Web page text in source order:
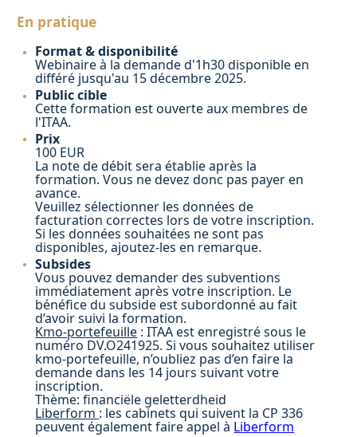
En pratique
Format & disponibilité
Webinaire à la demande d'1h30 disponible en
différé jusqu'au 15 décembre 2025.
Public cible
Cette formation est ouverte aux membres de
l'ITAA.
Prix
100 EUR
La note de débit sera établie après la
formation. Vous ne devez donc pas payer en
avance.
Veuillez sélectionner les données de
facturation correctes lors de votre inscription.
Si les données souhaitées ne sont pas
disponibles, ajoutez-les en remarque.
Subsides
Vous pouvez demander des subventions
immédiatement après votre inscription. Le
bénéfice du subside est subordonné au fait
d’avoir suivi la formation.
Kmo-portefeuille : ITAA est enregistré sous le
numéro DV.O241925. Si vous souhaitez utiliser
kmo-portefeuille, n’oubliez pas d’en faire la
demande dans les 14 jours suivant votre
inscription.
Thème: financiële geletterdheid
Liberform : les cabinets qui suivent la CP 336
peuvent également faire appel à Liberform